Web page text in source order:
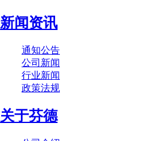
新闻资讯
通知公告
公司新闻
行业新闻
政策法规
关于芬德